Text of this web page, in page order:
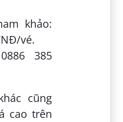
khảo:
vé.
385
cũng
cao trên